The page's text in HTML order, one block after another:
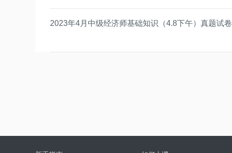
2023年4月中级经济师基础知识（4.8下午）真题试卷